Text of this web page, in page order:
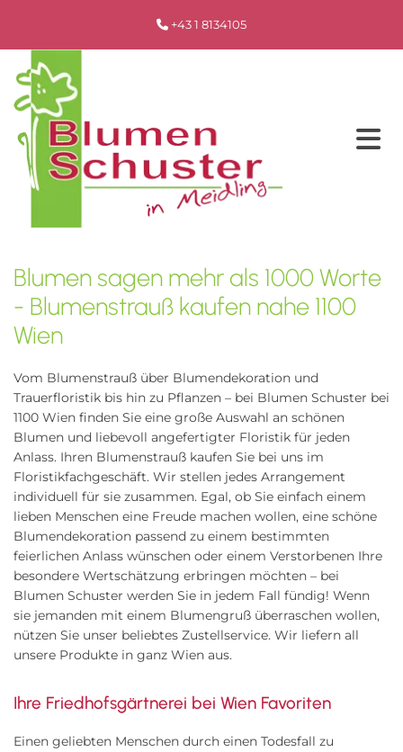
 +43 1 8134105
Blumen sagen mehr als 1000 Worte
- Blumenstrauß kaufen nahe 1100
Wien
Vom Blumenstrauß über Blumendekoration und
Trauerfloristik bis hin zu Pflanzen – bei Blumen Schuster bei
1100 Wien finden Sie eine große Auswahl an schönen
Blumen und liebevoll angefertigter Floristik für jeden
Anlass. Ihren Blumenstrauß kaufen Sie bei uns im
Floristikfachgeschäft. Wir stellen jedes Arrangement
individuell für sie zusammen. Egal, ob Sie einfach einem
lieben Menschen eine Freude machen wollen, eine schöne
Blumendekoration passend zu einem bestimmten
feierlichen Anlass wünschen oder einem Verstorbenen Ihre
besondere Wertschätzung erbringen möchten – bei
Blumen Schuster werden Sie in jedem Fall fündig! Wenn
sie jemanden mit einem Blumengruß überraschen wollen,
nützen Sie unser beliebtes Zustellservice. Wir liefern all
unsere Produkte in ganz Wien aus.
Ihre Friedhofsgärtnerei bei Wien Favoriten
Einen geliebten Menschen durch einen Todesfall zu